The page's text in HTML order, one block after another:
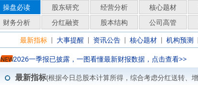
操盘必读
股东研究 经营分析 核心题材
财务分析
分红融资 股本结构 公司高管
最新指标 | 大事提醒 | 资讯公告 | 核心题材 | 机构预测
NEW2026一季报已披露，一图看懂最新财报数据，点击查看>>
最新指标(根据今日总股本计算所得，综合考虑分红送转、